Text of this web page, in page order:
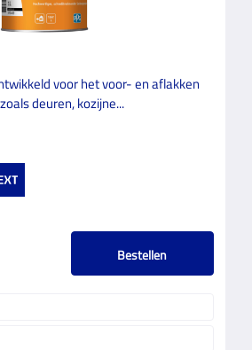
voor het voor- en aflakken
deuren, kozijne...
Bestellen